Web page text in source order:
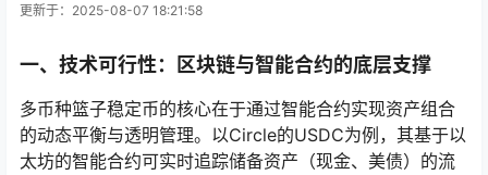
更新于：2025-08-07 18:21:58
一、技术可行性：区块链与智能合约的底层支撑
多币种篮子稳定币的核心在于通过智能合约实现资产组合
的动态平衡与透明管理。以Circle的USDC为例，其基于以
太坊的智能合约可实时追踪储备资产（现金、美债）的流